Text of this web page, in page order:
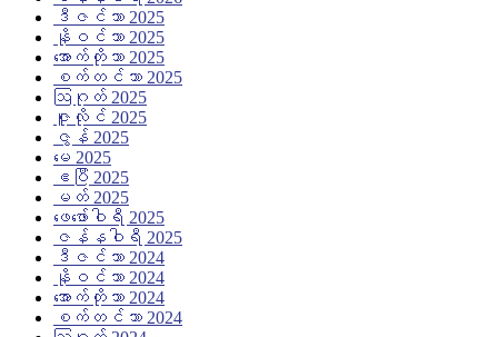
ဒီဇင်ဘာ 2025
နိုဝင်ဘာ 2025
အောက်တိုဘာ 2025
စက်တင်ဘာ 2025
ဩဂုတ် 2025
ဇူလိုင် 2025
ဇွန် 2025
မေ 2025
ဧပြီ 2025
မတ် 2025
ဖေ‌ဖော်ဝါရီ 2025
ဇန်နဝါရီ 2025
ဒီဇင်ဘာ 2024
နိုဝင်ဘာ 2024
အောက်တိုဘာ 2024
စက်တင်ဘာ 2024